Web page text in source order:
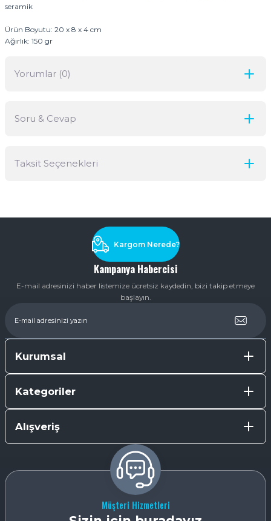
seramik
Ürün Boyutu: 20 x 8 x 4 cm
Ağırlık: 150 gr
Yorumlar (0)
Soru & Cevap
Taksit Seçenekleri
Kampanya Habercisi
E-mail adresinizi haber listemize ücretsiz kaydedin, bizi takip etmeye
başlayın.
Kargom Nerede?
Kurumsal
Kategoriler
Alışveriş
Müşteri Hizmetleri